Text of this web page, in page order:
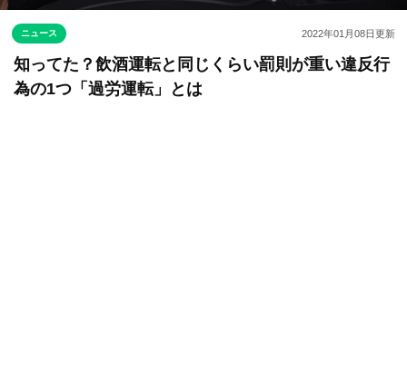
ニュース 2022年01月08日更新
知ってた？飲酒運転と同じくらい罰則が重い違反行
為の1つ「過労運転」とは